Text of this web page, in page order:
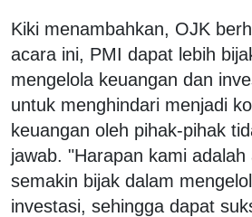
Kiki menambahkan, OJK
acara ini, PMI dapat lebih
mengelola keuangan dan
untuk menghindari menjadi
keuangan oleh pihak-pihak
jawab. "Harapan kami
semakin bijak dalam
investasi, sehingga dapat